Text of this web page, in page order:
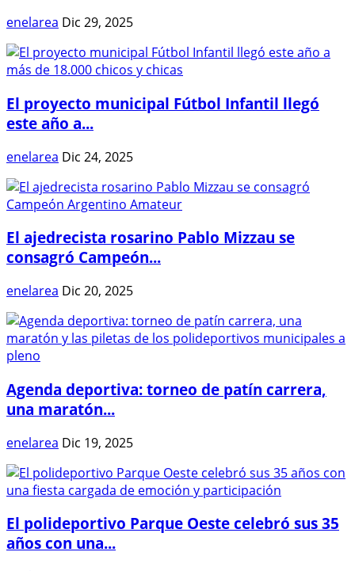
enelarea Dic 29, 2025
El proyecto municipal Fútbol Infantil llegó
este año a...
enelarea Dic 24, 2025
El ajedrecista rosarino Pablo Mizzau se
consagró Campeón...
enelarea Dic 20, 2025
Agenda deportiva: torneo de patín carrera,
una maratón...
enelarea Dic 19, 2025
El polideportivo Parque Oeste celebró sus 35
años con una...